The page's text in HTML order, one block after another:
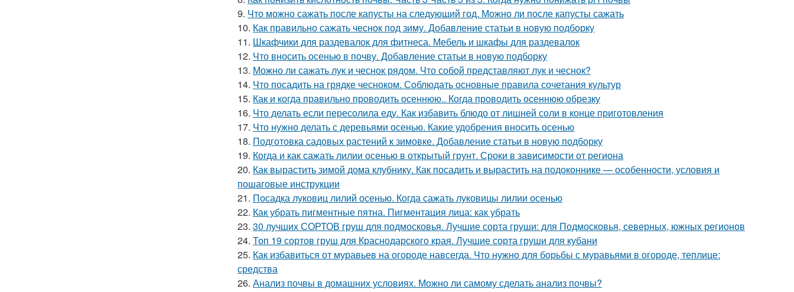
9. Что можно сажать после капусты на следующий год. Можно ли после капусты сажать
10. Как правильно сажать чеснок под зиму. Добавление статьи в новую подборку
11. Шкафчики для раздевалок для фитнеса. Мебель и шкафы для раздевалок
12. Что вносить осенью в почву. Добавление статьи в новую подборку
13. Можно ли сажать лук и чеснок рядом. Что собой представляют лук и чеснок?
14. Что посадить на грядке чесноком. Соблюдать основные правила сочетания культур
15. Как и когда правильно проводить осеннюю.. Когда проводить осеннюю обрезку
16. Что делать если пересолила еду. Как избавить блюдо от лишней соли в конце приготовления
17. Что нужно делать с деревьями осенью. Какие удобрения вносить осенью
18. Подготовка садовых растений к зимовке. Добавление статьи в новую подборку
19. Когда и как сажать лилии осенью в открытый грунт. Сроки в зависимости от региона
20. Как вырастить зимой дома клубнику. Как посадить и вырастить на подоконнике — особенности, условия и
пошаговые инструкции
21. Посадка луковиц лилий осенью. Когда сажать луковицы лилии осенью
22. Как убрать пигментные пятна. Пигментация лица: как убрать
23. 30 лучших СОРТОВ груш для подмосковья. Лучшие сорта груши: для Подмосковья, северных, южных регионов
24. Топ 19 сортов груш для Краснодарского края. Лучшие сорта груши для кубани
25. Как избавиться от муравьев на огороде навсегда. Что нужно для борьбы с муравьями в огороде, теплице:
средства
26. Анализ почвы в домашних условиях. Можно ли самому сделать анализ почвы?